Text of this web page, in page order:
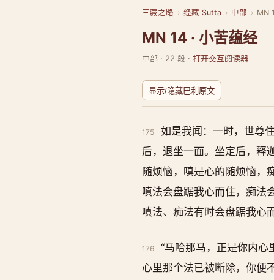
三藏之路 › 经藏 Sutta › 中部 › MN
MN 14 · 小苦蕴经
中部 · 22 段 · 打开交互阅读器
显示/隐藏巴利原文
175
如是我闻：一时，世尊
后，退坐一面。坐定后，释
随烦恼，嗔是心的随烦恼，
嗔法会盘踞我心而住，痴法
嗔法、痴法有时会盘踞我心
176
“马哈那马，正是你内
心里那个法已被断除，你便